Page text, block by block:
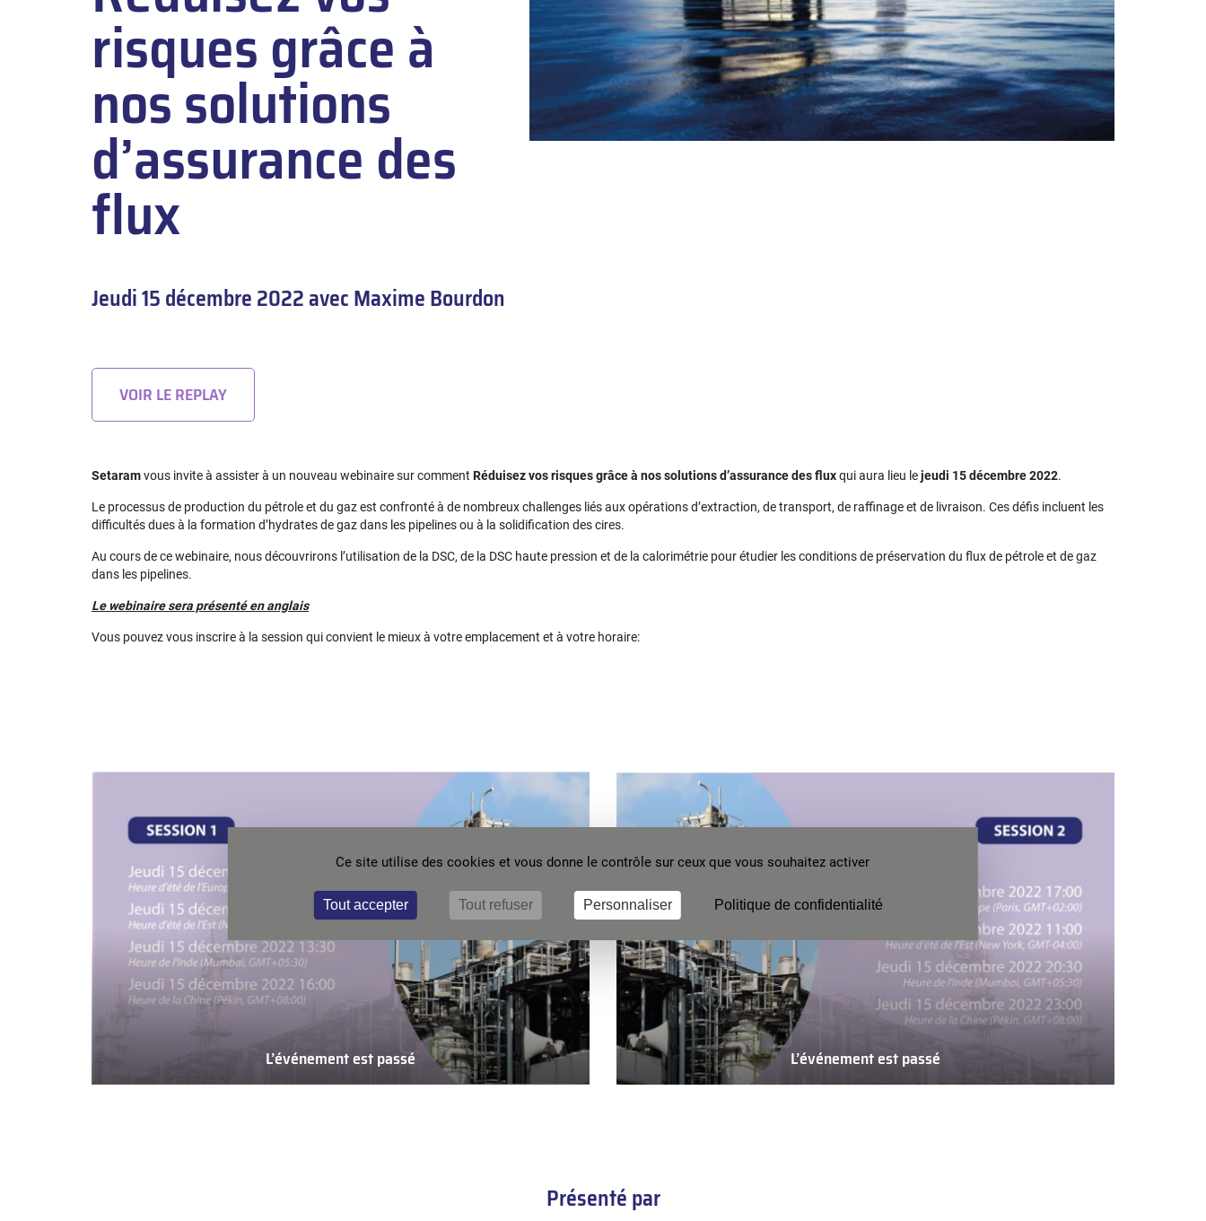
risques grâce à
nos solutions
d’assurance des
flux
Jeudi 15 décembre 2022 avec Maxime Bourdon
VOIR LE REPLAY
Setaramvous invite à assister à un nouveau webinaire sur comment Réduisez vos risques grâce à nos solutions d’assurance des fluxqui aura lieu lejeudi 15 décembre 2022.
Le processus de production du pétrole et du gaz est confronté à de nombreux challenges liés aux opérations d’extraction, de transport, de raffinage et de livraison. Ces défis incluent les
difficultés dues à la formation d’hydrates de gaz dans les pipelines ou à la solidification des cires.
Au cours de ce webinaire, nous découvrirons l’utilisation de la DSC, de la DSC haute pression et de la calorimétrie pour étudier les conditions de préservation du flux de pétrole et de gaz
dans les pipelines.
Le webinaire sera présenté en anglais
Vous pouvez vous inscrire à la session qui convient le mieux à votre emplacement et à votre horaire:
L’événement est passé L’événement est passé
Présenté par
Ce site utilise des cookies et vous donne le contrôle sur ceux que vous souhaitez activer
Tout accepter Tout refuser Personnaliser Politique de confidentialité